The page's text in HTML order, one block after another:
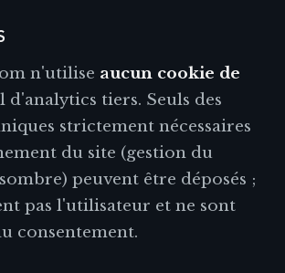
n'utilise aucun cookie de
d'analytics tiers. Seuls des
strictement nécessaires
du site (gestion du
peuvent être déposés ;
pas l'utilisateur et ne sont
consentement.